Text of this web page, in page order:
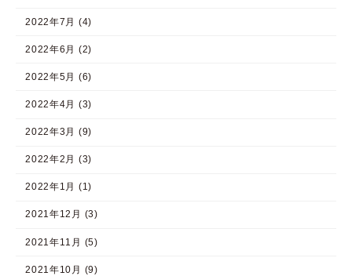
2022年7月 (4)
2022年6月 (2)
2022年5月 (6)
2022年4月 (3)
2022年3月 (9)
2022年2月 (3)
2022年1月 (1)
2021年12月 (3)
2021年11月 (5)
2021年10月 (9)